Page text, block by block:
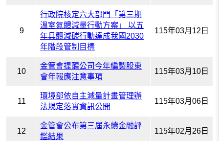
9
行政院核定六大部門「第三期
溫室氣體減量行動方案」 以五
年具體減碳行動達成我國2030
年階段管制目標
115年03月12日
10
金管會提醒公司今年編製股東
會年報應注意事項
115年03月10日
11
環境部依自主減量計畫管理辦
法規定落實資訊公開
115年03月06日
12
金管會公布第三屆永續金融評
鑑結果
115年02月26日